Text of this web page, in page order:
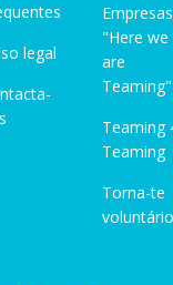
legal
Empresas
"Here we
are
Teaming"
Teaming
Teaming
Torna-te